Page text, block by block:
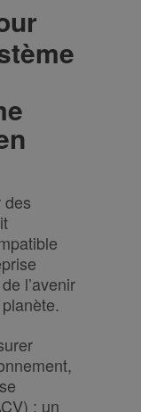
des
l’avenir
: un